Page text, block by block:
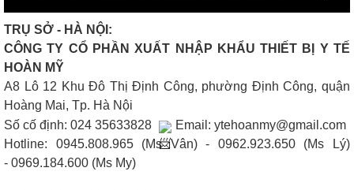
TRỤ SỞ - HÀ NỘI:
CÔNG TY CỔ PHẦN XUẤT NHẬP KHẨU THIẾT BỊ Y TẾ
HOÀN MỸ
A8 Lô 12 Khu Đô Thị Định Công, phường Định Công, quận
Hoàng Mai, Tp. Hà Nội
Số cố định: 024 35633828
Email: ytehoanmy@gmail.com
Hotline: 0945.808.965 (Ms Vân) - 0962.923.650 (Ms Lý)
- 0969.184.600 (Ms My)